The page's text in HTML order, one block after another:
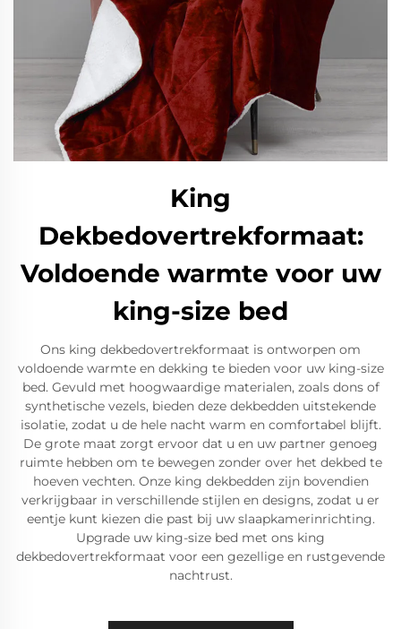
King
Dekbedovertrekformaat:
Voldoende warmte voor uw
king-size bed
Ons king dekbedovertrekformaat is ontworpen om
voldoende warmte en dekking te bieden voor uw king-size
bed. Gevuld met hoogwaardige materialen, zoals dons of
synthetische vezels, bieden deze dekbedden uitstekende
isolatie, zodat u de hele nacht warm en comfortabel blijft.
De grote maat zorgt ervoor dat u en uw partner genoeg
ruimte hebben om te bewegen zonder over het dekbed te
hoeven vechten. Onze king dekbedden zijn bovendien
verkrijgbaar in verschillende stijlen en designs, zodat u er
eentje kunt kiezen die past bij uw slaapkamerinrichting.
Upgrade uw king-size bed met ons king
dekbedovertrekformaat voor een gezellige en rustgevende
nachtrust.